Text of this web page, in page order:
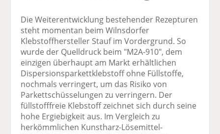
Die Weiterentwicklung bestehender Rezepturen
steht momentan beim Wilnsdorfer
Klebstoffhersteller Stauf im Vordergrund. So
wurde der Quelldruck beim "M2A-910", dem
einzigen überhaupt am Markt erhältlichen
Dispersionsparkettklebstoff ohne Füllstoffe,
nochmals verringert, um das Risiko von
Parkettschüsselungen zu verringern. Der
füllstofffreie Klebstoff zeichnet sich durch seine
hohe Ergiebigkeit aus. Im Vergleich zu
herkömmlichen Kunstharz-Lösemittel-